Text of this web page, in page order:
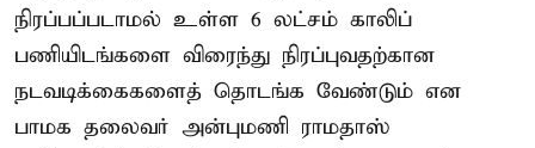
நிரப்பப்படாமல் உள்ள 6 லட்சம் காலிப்
பணியிடங்களை விரைந்து நிரப்புவதற்கான
நடவடிக்கைகளைத் தொடங்க வேண்டும் என
பாமக தலைவர் அன்புமணி ராமதாஸ்